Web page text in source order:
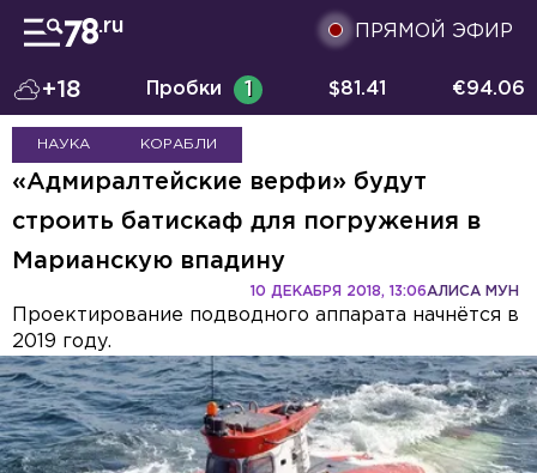
ПРЯМОЙ ЭФИР
+18 Пробки 1 $81.41 €94.06
НАУКА КОРАБЛИ
«Адмиралтейские верфи» будут
строить батискаф для погружения в
Марианскую впадину
АЛИСА МУН
10 ДЕКАБРЯ 2018, 13:06
Проектирование подводного аппарата начнётся в
2019 году.